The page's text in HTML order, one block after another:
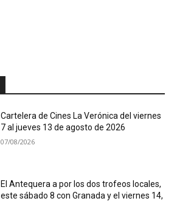
Cartelera de Cines La Verónica del viernes
7 al jueves 13 de agosto de 2026
07/08/2026
El Antequera a por los dos trofeos locales,
este sábado 8 con Granada y el viernes 14,